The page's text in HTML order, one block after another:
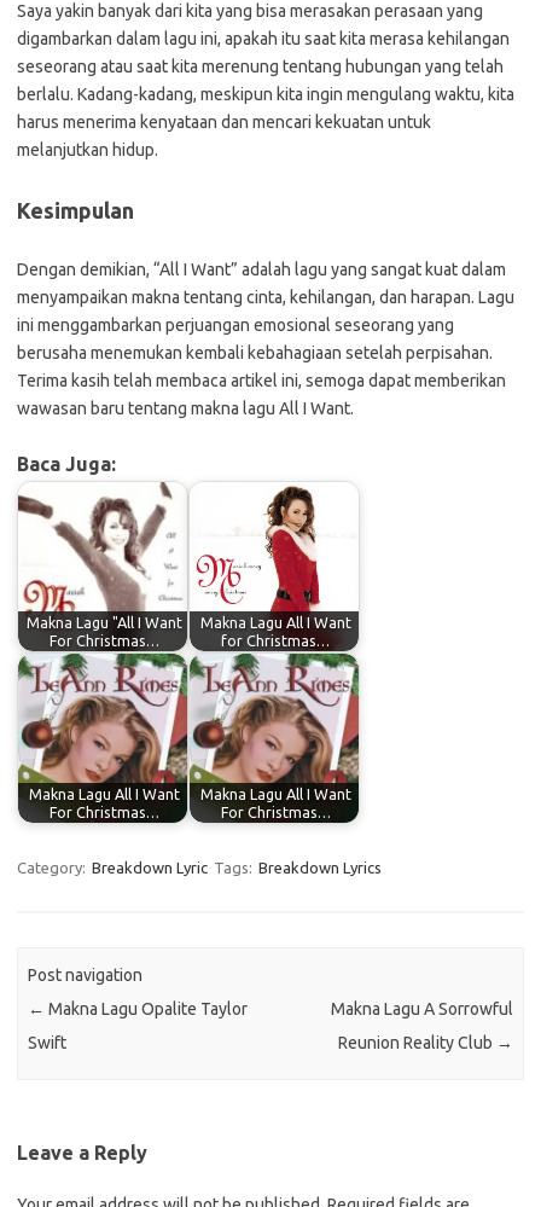
Saya yakin banyak dari kita yang bisa merasakan perasaan yang
digambarkan dalam lagu ini, apakah itu saat kita merasa kehilangan
seseorang atau saat kita merenung tentang hubungan yang telah
berlalu. Kadang-kadang, meskipun kita ingin mengulang waktu, kita
harus menerima kenyataan dan mencari kekuatan untuk
melanjutkan hidup.
Kesimpulan
Dengan demikian, “All I Want” adalah lagu yang sangat kuat dalam
menyampaikan makna tentang cinta, kehilangan, dan harapan. Lagu
ini menggambarkan perjuangan emosional seseorang yang
berusaha menemukan kembali kebahagiaan setelah perpisahan.
Terima kasih telah membaca artikel ini, semoga dapat memberikan
wawasan baru tentang makna lagu All I Want.
Baca Juga:
Makna Lagu "All I Want
For Christmas…
Makna Lagu All I Want
for Christmas…
Makna Lagu All I Want
For Christmas…
Makna Lagu All I Want
For Christmas…
Category: Breakdown Lyric Tags: Breakdown Lyrics
Post navigation
← Makna Lagu Opalite Taylor
Swift
Makna Lagu A Sorrowful
Reunion Reality Club →
Leave a Reply